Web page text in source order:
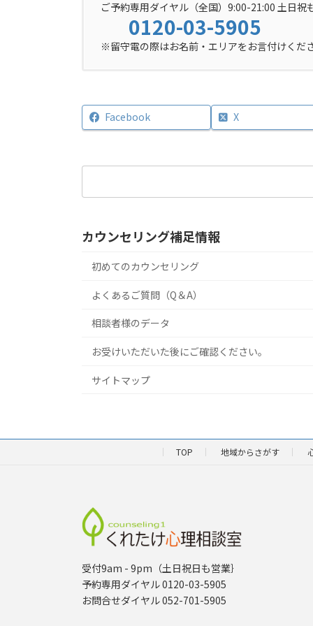
ご予約専用ダイヤル（全国）9:00-21:00 土日祝
0120-03-5905
※留守電の際はお名前・エリアをお言付けくだ
Facebook X
カウンセリング補足情報
初めてのカウンセリング
よくあるご質問（Q＆A）
相談者様のデータ
お受けいただいた後にご確認ください。
サイトマップ
TOP 地域からさがす
受付9am - 9pm（土日祝日も営業｝
予約専用ダイヤル 0120-03-5905
お問合せダイヤル 052-701-5905